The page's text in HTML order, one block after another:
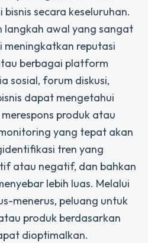
secara keseluruhan.
langkah awal yang sangat
meningkatkan reputasi
berbagai platform
sosial, forum diskusi,
dapat mengetahui
produk atau
yang tepat akan
tren yang
atau negatif, dan bahkan
lebih luas. Melalui
menerus, peluang untuk
produk berdasarkan
dioptimalkan.